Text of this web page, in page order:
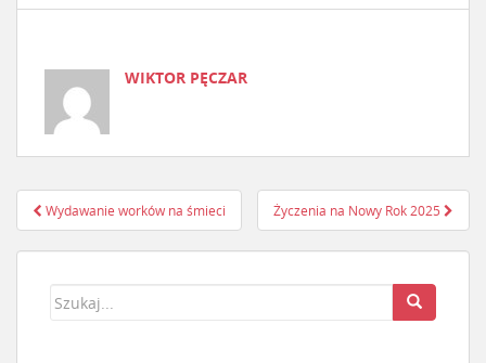
WIKTOR PĘCZAR
Nawigacja postu
Wydawanie worków na śmieci Życzenia na Nowy Rok 2025